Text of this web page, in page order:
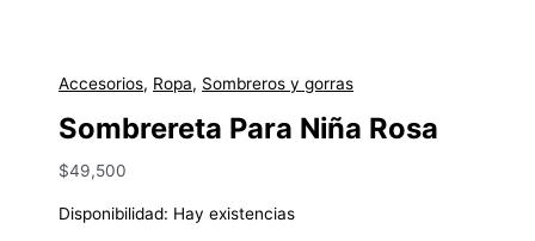
Accesorios, Ropa, Sombreros y gorras
Sombrereta Para Niña Rosa
$49,500
Disponibilidad: Hay existencias